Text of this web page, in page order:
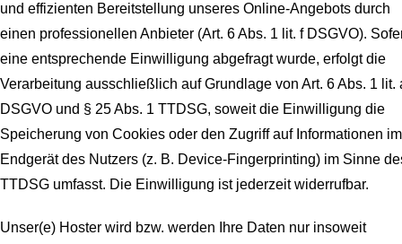
und effizienten Bereitstellung unseres Online-Angebots durch
einen professionellen Anbieter (Art. 6 Abs. 1 lit. f DSGVO).
eine entsprechende Einwilligung abgefragt wurde, erfolgt die
Verarbeitung ausschließlich auf Grundlage von Art. 6 Abs. 1 lit.
DSGVO und § 25 Abs. 1 TTDSG, soweit die Einwilligung die
Speicherung von Cookies oder den Zugriff auf Informationen im
Endgerät des Nutzers (z. B. Device-Fingerprinting) im Sinne
TTDSG umfasst. Die Einwilligung ist jederzeit widerrufbar.
Unser(e) Hoster wird bzw. werden Ihre Daten nur insoweit